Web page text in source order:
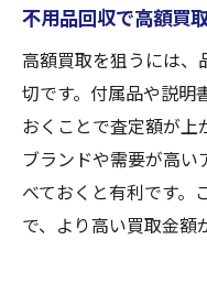
不用品回収で高額買
高額買取を狙うには、
切です。付属品や説明
おくことで査定額が上
ブランドや需要が高
べておくと有利です。
で、より高い買取金額